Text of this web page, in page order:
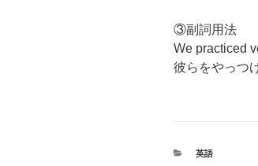
③副詞用法
We practiced
彼らをやっつ
カ
英語